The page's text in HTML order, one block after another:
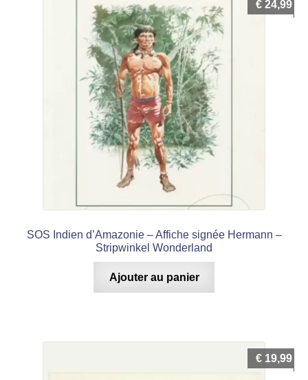
SOS Indien d’Amazonie – Affiche signée Hermann –
Stripwinkel Wonderland
€ 24,99
Ajouter au panier
€ 19,99